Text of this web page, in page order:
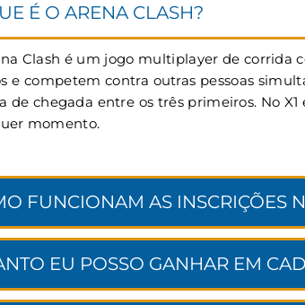
É O ARENA CLASH?
Clash é um jogo multiplayer de corrida
e competem contra outras pessoas
de chegada entre os três primeiros. No
momento.
FUNCIONAM AS INSCRIÇÕES
EU POSSO GANHAR EM